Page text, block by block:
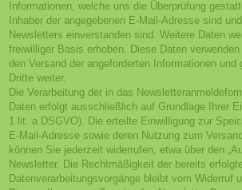
Informationen, welche uns die Überprüfung
Inhaber der angegebenen E-Mail-Adresse sind
Newsletters einverstanden sind. Weitere Daten
freiwilliger Basis erhoben. Diese Daten
den Versand der angeforderten Informationen und
Dritte weiter.
Die Verarbeitung der in das
Daten erfolgt ausschließlich auf Grundlage Ihrer
1 lit. a DSGVO). Die erteilte Einwilligung zur
E-Mail-Adresse sowie deren Nutzung zum
können Sie jederzeit widerrufen, etwa über den
Newsletter. Die Rechtmäßigkeit der bereits
Datenverarbeitungsvorgänge bleibt vom Widerruf